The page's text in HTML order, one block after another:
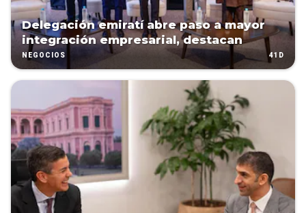
Delegación emiratí abre paso a mayor
integración empresarial, destacan
NEGOCIOS 41D